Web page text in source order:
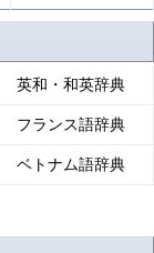
英和・和英辞典
フランス語辞典
ベトナム語辞典